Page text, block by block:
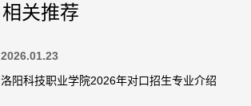
相关推荐
2026.01.23
洛阳科技职业学院2026年对口招生专业介绍